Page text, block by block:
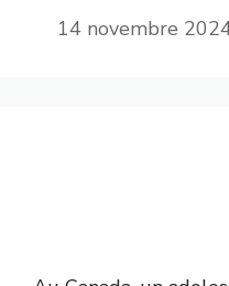
14 novembre